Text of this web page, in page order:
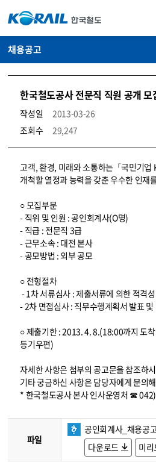
채용공고
한국철도공사 전문직 직원 공개 모
작성일
2013-03-26
조회수
29,247
코레일소개_경영공시_채용공고 상세보기 – 내용, 파일, 담당자 연락처로 구성
고객, 환경, 미래와 소통하는「국민기업
개척할 열정과 능력을 갖춘 우수한 인재
○ 모집부문
- 직위 및 인원 : 공인회계사(O명)
- 직급 : 전문직 3급
- 근무소속 : 대전 본사
- 공모방법 : 외부 공모
○ 전형절차
- 1차 서류심사 : 제출서류에 의한 적격
- 2차 면접심사 : 직무수행계획서 발표 및
○ 제출기한 : 2013. 4. 8.(18:00까지 도
등기우편)
자세한 사항은 첨부의 공고문을 참조하
기타 궁금하신 사항은 담당자에게 문의
* 한국철도공사 본사 인사운영처 ☎
파일
공인회계사_채용공
다운로드
미리